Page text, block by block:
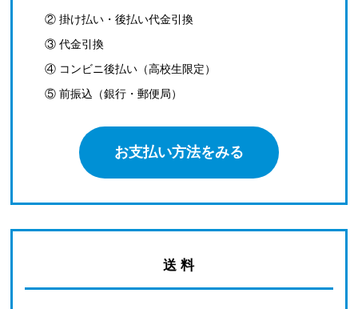
② 掛け払い・後払い代金引換
③ 代金引換
④ コンビニ後払い（高校生限定）
⑤ 前振込（銀行・郵便局）
お支払い方法をみる
送 料